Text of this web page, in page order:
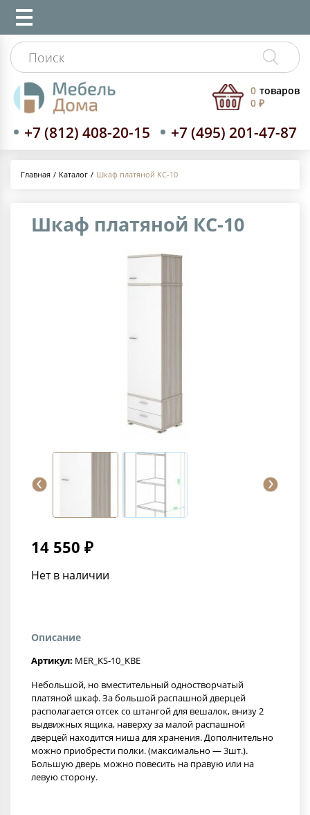
+7 (812) 408-20-15 +7 (495) 201-47-87
0 товаров
0 ₽
Главная Каталог Шкаф платяной КС-10
Шкаф платяной КС-10
14 550 ₽
Нет в наличии
Описание
Артикул: MER_KS-10_KBE
Небольшой, но вместительный одностворчатый
платяной шкаф. За большой распашной дверцей
располагается отсек со штангой для вешалок, внизу 2
выдвижных ящика, наверху за малой распашной
дверцей находится ниша для хранения. Дополнительно
можно приобрести полки. (максимально — 3шт.).
Большую дверь можно повесить на правую или на
левую сторону.